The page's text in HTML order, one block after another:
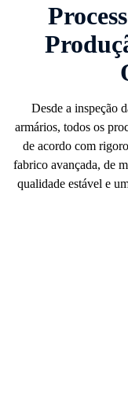
Desde a inspeção
armários, todos os
de acordo com
fabrico avançada, de
qualidade estável e